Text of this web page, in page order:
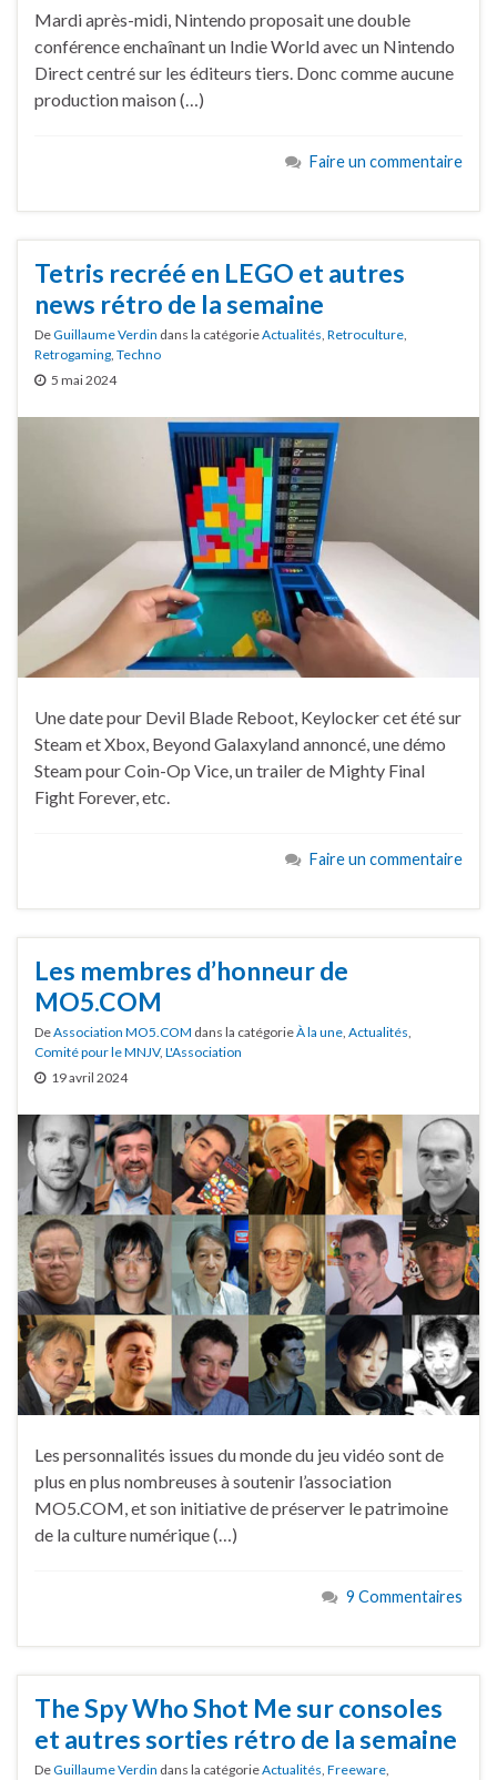
Mardi après-midi, Nintendo proposait une double
conférence enchaînant un Indie World avec un Nintendo
Direct centré sur les éditeurs tiers. Donc comme aucune
production maison (…)
Faire un commentaire
Tetris recréé en LEGO et autres
news rétro de la semaine
DeGuillaume Verdin dans la catégorieActualités, Retroculture,
Retrogaming, Techno
5 mai 2024
Une date pour Devil Blade Reboot, Keylocker cet été sur
Steam et Xbox, Beyond Galaxyland annoncé, une démo
Steam pour Coin-Op Vice, un trailer de Mighty Final
Fight Forever, etc.
Faire un commentaire
Les membres d’honneur de
MO5.COM
DeAssociation MO5.COM dans la catégorieÀ la une, Actualités,
Comité pour le MNJV, L'Association
19 avril 2024
Les personnalités issues du monde du jeu vidéo sont de
plus en plus nombreuses à soutenir l’association
MO5.COM, et son initiative de préserver le patrimoine
de la culture numérique (…)
9 Commentaires
The Spy Who Shot Me sur consoles
et autres sorties rétro de la semaine
DeGuillaume Verdin dans la catégorieActualités, Freeware,